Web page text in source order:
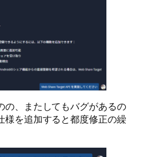
の、またしてもバグがあるの
様を追加すると都度修正の繰